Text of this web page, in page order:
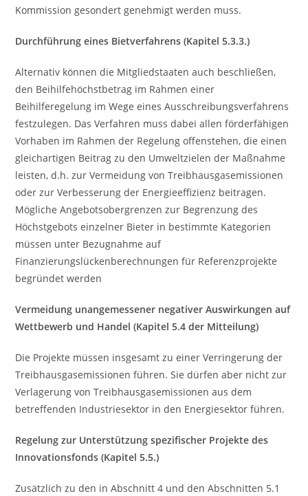
Kommission gesondert genehmigt werden muss.
Durchführung eines Bietverfahrens (Kapitel 5.3.3.)
Alternativ können die Mitgliedstaaten auch beschließen,
den Beihilfehöchstbetrag im Rahmen einer
Beihilferegelung im Wege eines Ausschreibungsverfahrens
festzulegen. Das Verfahren muss dabei allen förderfähigen
Vorhaben im Rahmen der Regelung offenstehen, die einen
gleichartigen Beitrag zu den Umweltzielen der Maßnahme
leisten, d.h. zur Vermeidung von Treibhausgasemissionen
oder zur Verbesserung der Energieeffizienz beitragen.
Mögliche Angebotsobergrenzen zur Begrenzung des
Höchstgebots einzelner Bieter in bestimmte Kategorien
müssen unter Bezugnahme auf
Finanzierungslückenberechnungen für Referenzprojekte
begründet werden
Vermeidung unangemessener negativer Auswirkungen auf
Wettbewerb und Handel (Kapitel 5.4 der Mitteilung)
Die Projekte müssen insgesamt zu einer Verringerung der
Treibhausgasemissionen führen. Sie dürfen aber nicht zur
Verlagerung von Treibhausgasemissionen aus dem
betreffenden Industriesektor in den Energiesektor führen.
Regelung zur Unterstützung spezifischer Projekte des
Innovationsfonds (Kapitel 5.5.)
Zusätzlich zu den in Abschnitt 4 und den Abschnitten 5.1